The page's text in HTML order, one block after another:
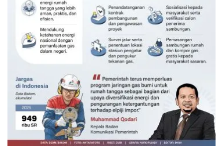
160 ribu sambungan baru jaringan
gas 2026
20 jam lalu